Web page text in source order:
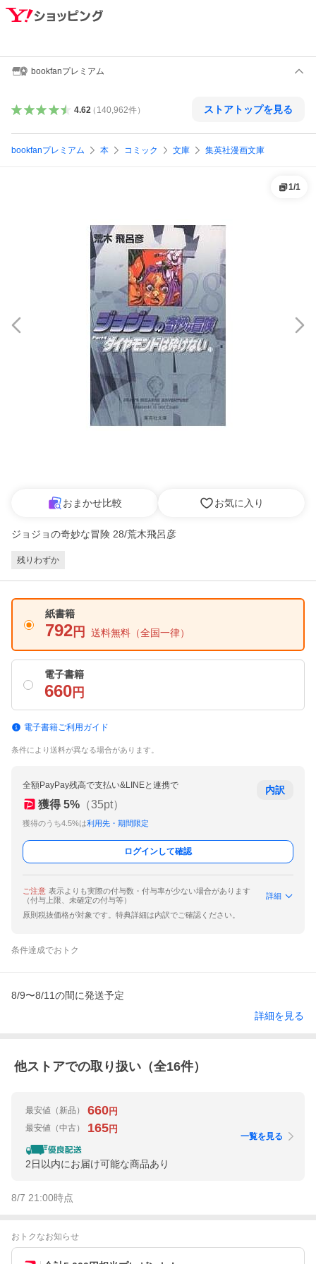
bookfanプレミアム
4.62（ 140,962件） ストアトップを見る
bookfanプレミアム 本 コミック 文庫 集英社漫画文庫
1/1
おまかせ比較 お気に入り
ジョジョの奇妙な冒険 28/荒木飛呂彦
残りわずか
紙書籍
792 円 送料無料 （全国一律）
電子書籍
660 円
電子書籍ご利用ガイド
条件により送料が異なる場合があります。
全額PayPay残高で支払い&LINEと連携で
獲得 5% （35pt）
獲得のうち4.5%は利用先・期間限定
内訳
ログインして確認
ご注意 表示よりも実際の付与数・付与率が少ない場合があります
（付与上限、未確定の付与等）
詳細
原則税抜価格が対象です。特典詳細は内訳でご確認ください。
条件達成でおトク
8/9〜8/11の間に発送予定
詳細を見る
他ストアでの取り扱い（全16件）
最安値 （新品） 660円
最安値 （中古） 165円
2日以内にお届け可能な商品あり
一覧を見る
8/7 21:00時点
おトクなお知らせ